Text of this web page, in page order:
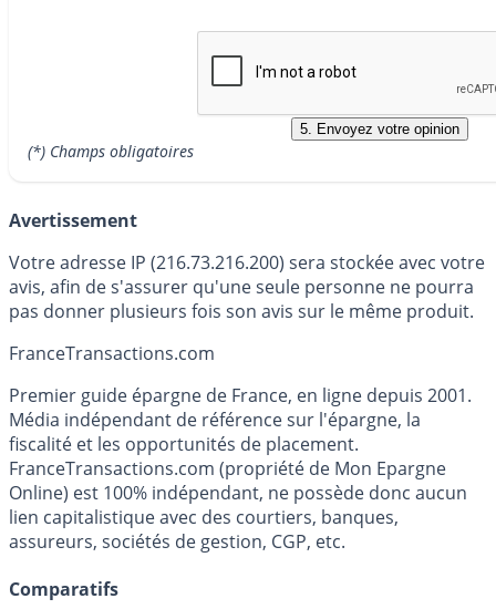
(*) Champs obligatoires
Avertissement
Votre adresse IP (216.73.216.200) sera stockée avec votre
avis, afin de s'assurer qu'une seule personne ne pourra
pas donner plusieurs fois son avis sur le même produit.
FranceTransactions.com
Premier guide épargne de France, en ligne depuis 2001.
Média indépendant de référence sur l'épargne, la
fiscalité et les opportunités de placement.
FranceTransactions.com (propriété de Mon Epargne
Online) est 100% indépendant, ne possède donc aucun
lien capitalistique avec des courtiers, banques,
assureurs, sociétés de gestion, CGP, etc.
Comparatifs